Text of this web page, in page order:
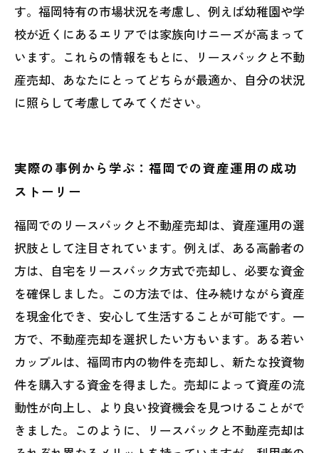
す。福岡特有の市場状況を考慮し、例えば幼稚園や学
校が近くにあるエリアでは家族向けニーズが高まって
います。これらの情報をもとに、リースバックと不動
産売却、あなたにとってどちらが最適か、自分の状況
に照らして考慮してみてください。
実際の事例から学ぶ：福岡での資産運用の成功
ストーリー
福岡でのリースバックと不動産売却は、資産運用の選
択肢として注目されています。例えば、ある高齢者の
方は、自宅をリースバック方式で売却し、必要な資金
を確保しました。この方法では、住み続けながら資産
を現金化でき、安心して生活することが可能です。一
方で、不動産売却を選択したい方もいます。ある若い
カップルは、福岡市内の物件を売却し、新たな投資物
件を購入する資金を得ました。売却によって資産の流
動性が向上し、より良い投資機会を見つけることがで
きました。このように、リースバックと不動産売却は